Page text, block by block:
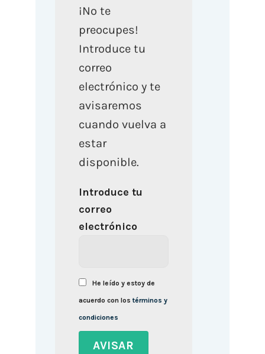
¡No te
preocupes!
Introduce tu
correo
electrónico y te
avisaremos
cuando vuelva a
estar
disponible.
Introduce tu
correo
electrónico
He leído y estoy de
acuerdo con lostérminos y
condiciones